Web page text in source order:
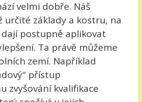
velmi dobře. Náš
určité základy a kostru, na
postupně aplikovat
Ta právě můžeme
zemí. Například
přístup
zvyšování kvalifikace